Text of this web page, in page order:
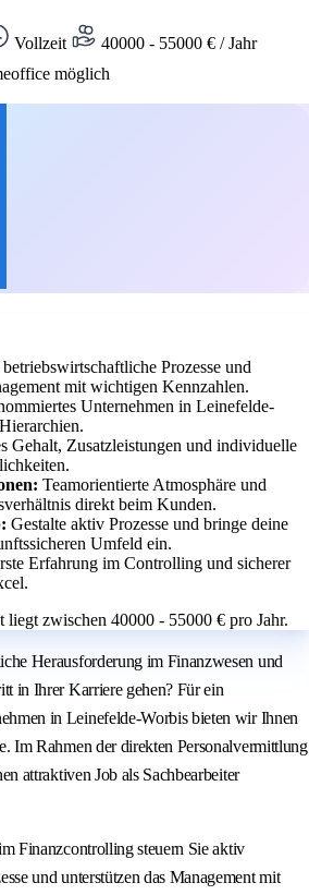
Vollzeit
40000 - 55000 € / Jahr
möglich
betriebswirtschaftliche Prozesse und
mit wichtigen Kennzahlen.
Unternehmen in Leinefelde-
Gehalt, Zusatzleistungen und individuelle
Teamorientierte Atmosphäre und
direkt beim Kunden.
Gestalte aktiv Prozesse und bringe deine
Umfeld ein.
Erfahrung im Controlling und sicherer
liegt zwischen 40000 - 55000 € pro Jahr.
Herausforderung im Finanzwesen und
in Ihrer Karriere gehen? Für ein
in Leinefelde-Worbis bieten wir Ihnen
Im Rahmen der direkten Personalvermittlung
attraktiven Job als Sachbearbeiter
Finanzcontrolling steuern Sie aktiv
und unterstützen das Management mit